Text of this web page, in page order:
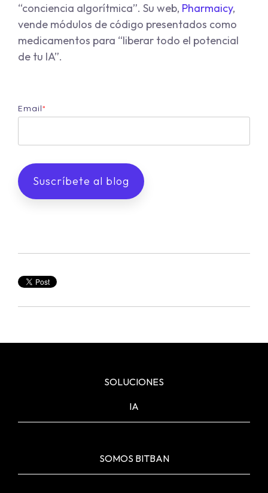
“conciencia algorítmica”. Su web, Pharmaicy,
vende módulos de código presentados como
medicamentos para “liberar todo el potencial
de tu IA”.
Email*
SOLUCIONES
IA
SOMOS BITBAN